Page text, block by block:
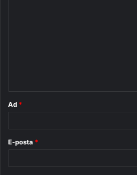
Ad *
E-posta *